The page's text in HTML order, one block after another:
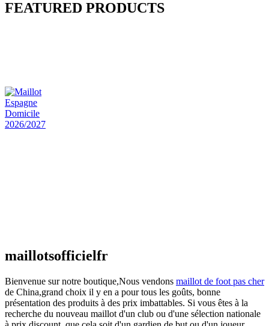
FEATURED PRODUCTS
maillotsofficielfr
Bienvenue sur notre boutique,Nous vendons maillot de foot pas cher
de China,grand choix il y en a pour tous les goûts, bonne
présentation des produits à des prix imbattables. Si vous êtes à la
recherche du nouveau maillot d'un club ou d'une sélection nationale